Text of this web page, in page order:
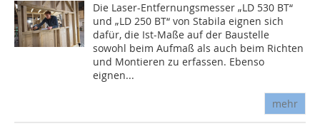
Die Laser-Entfernungsmesser „LD 530 BT“
und „LD 250 BT“ von Stabila eignen sich
dafür, die Ist-Maße auf der Baustelle
sowohl beim Aufmaß als auch beim Richten
und Montieren zu erfassen. Ebenso
eignen...
mehr